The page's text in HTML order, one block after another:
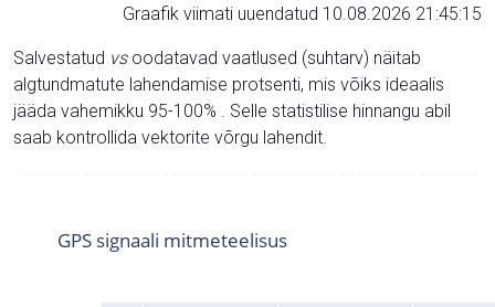
Graafik viimati uuendatud 10.08.2026 21:45:15
Salvestatud vsoodatavad vaatlused (suhtarv) näitab
algtundmatute lahendamise protsenti, mis võiks ideaalis
jääda vahemikku 95-100% . Selle statistilise hinnangu abil
saab kontrollida vektorite võrgu lahendit.
GPS signaali mitmeteelisus